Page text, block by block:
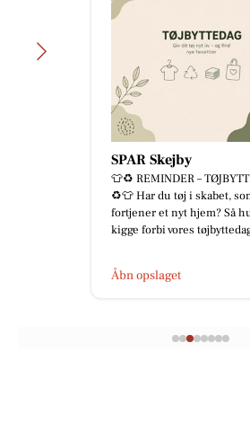
SPAR Skejby
👕♻️ REMINDER –
♻️👕 Har du tøj i skabet,
fortjener et nyt hjem? Så
kigge forbi vores
Åbn opslaget